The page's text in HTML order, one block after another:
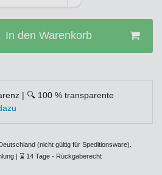
In den Warenkorb
| 🔍 100 % transparente
(nicht gültig für Speditionsware).
| ⌛ 14 Tage - Rückgaberecht